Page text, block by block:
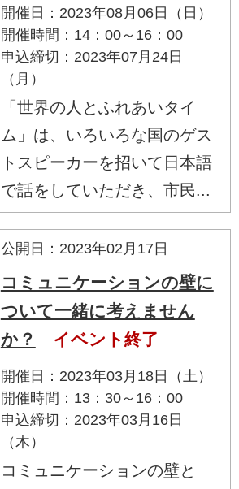
開催日：2023年08月06日（日）
開催時間：14：00～16：00
申込締切：2023年07月24日
（月）
「世界の人とふれあいタイ
ム」は、いろいろな国のゲス
トスピーカーを招いて日本語
で話をしていただき、市民...
公開日：2023年02月17日
コミュニケーションの壁に
ついて一緒に考えません
か？
イベント終了
開催日：2023年03月18日（土）
開催時間：13：30～16：00
申込締切：2023年03月16日
（木）
コミュニケーションの壁と